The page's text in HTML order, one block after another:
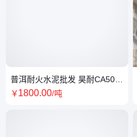
普洱耐火水泥批发 昊耐CA50-
A600耐火水泥
￥1800.00/吨